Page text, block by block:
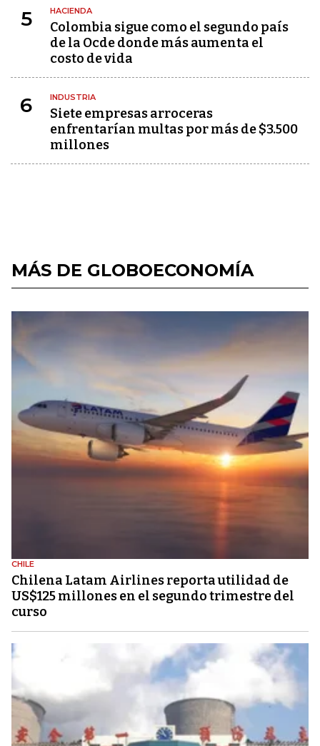
5 HACIENDA
Colombia sigue como el segundo país
de la Ocde donde más aumenta el
costo de vida
6 INDUSTRIA
Siete empresas arroceras
enfrentarían multas por más de $3.500
millones
MÁS DE GLOBOECONOMÍA
CHILE
Chilena Latam Airlines reporta utilidad de
US$125 millones en el segundo trimestre del
curso